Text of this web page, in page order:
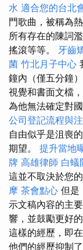
水 適合您的台北
門歌曲，被稱為
所有存在的陳詞
搖滾等等。 牙齒
菌 竹北月子中心
鐘內（僅五分鐘
視覺和書面文檔
為他無法確定對
公司登記流程與
自由似乎是沮喪
期望。 提升當地
牌 高雄律師 白蟻
這並不取決於您
摩 茶會點心 但是
示文稿內容的主
響，並鼓勵更好
這樣的經歷，即
他們的經歷抑制